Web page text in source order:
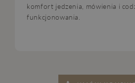
komfort jedzenia, mówienia i
funkcjonowania.